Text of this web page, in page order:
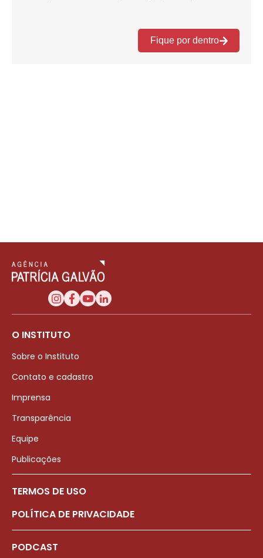
O INSTITUTO
Sobre o Instituto
Contato e cadastro
Imprensa
Transparência
Equipe
Publicações
TERMOS DE USO
POLÍTICA DE PRIVACIDADE
PODCAST